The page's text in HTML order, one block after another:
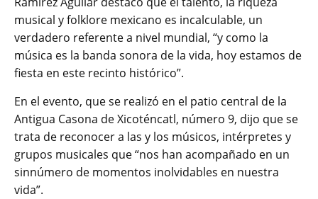
musical y folklore mexicano es incalculable, un
verdadero referente a nivel mundial, “y como la
música es la banda sonora de la vida, hoy estamos de
fiesta en este recinto histórico”.
En el evento, que se realizó en el patio central de la
Antigua Casona de Xicoténcatl, número 9, dijo que se
trata de reconocer a las y los músicos, intérpretes y
grupos musicales que “nos han acompañado en un
sinnúmero de momentos inolvidables en nuestra
vida”.